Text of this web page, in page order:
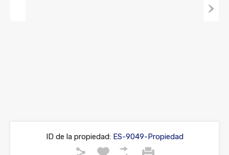
ID de la propiedad:ES-9049-Propiedad